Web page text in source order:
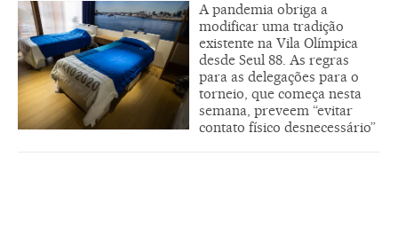
A pandemia obriga a
modificar uma tradição
existente na Vila Olímpica
desde Seul 88. As regras
para as delegações para o
torneio, que começa nesta
semana, preveem “evitar
contato físico desnecessário”